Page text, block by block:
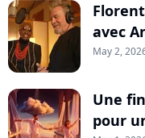
avec
May 2,
Une
pour